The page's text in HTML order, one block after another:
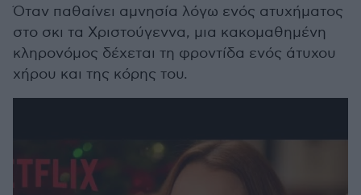
Όταν παθαίνει αμνησία λόγω ενός ατυχήματος
στο σκι τα Χριστούγεννα, μια κακομαθημένη
κληρονόμος δέχεται τη φροντίδα ενός άτυχου
χήρου και της κόρης του.